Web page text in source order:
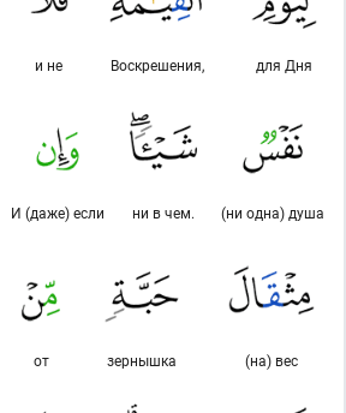
для Дня
Воскрешения,
и не
(ни одна) душа
ни в чем.
И (даже) если
(на) вес
зернышка
от